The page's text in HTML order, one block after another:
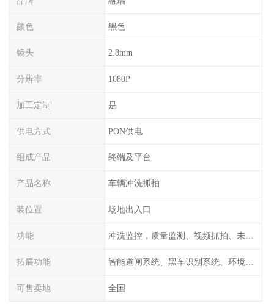
颜色 黑色
镜头 2.8mm
分辨率 1080P
加工定制 是
供电方式 PON供电
组成产品 终端及平台
产品名称 车辆冲洗抓拍
装位置 场地出入口
功能
拓展功能
可售卖地 全国